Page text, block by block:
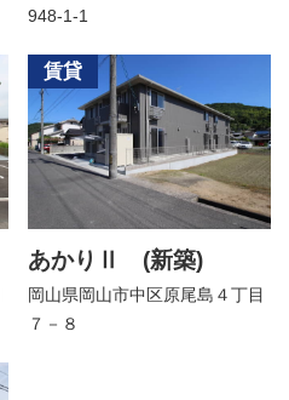
948-1-1
賃貸
あかりⅡ (新築)
岡山県岡山市中区原尾島４丁目
７－８